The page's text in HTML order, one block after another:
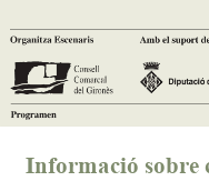
Informació sobre